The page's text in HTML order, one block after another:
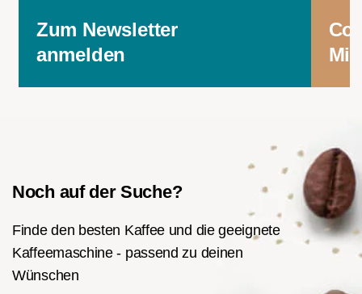
Zum Newsletter
anmelden
Noch auf der Suche?
Finde den besten Kaffee und die geeignete
Kaffeemaschine - passend zu deinen
Wünschen